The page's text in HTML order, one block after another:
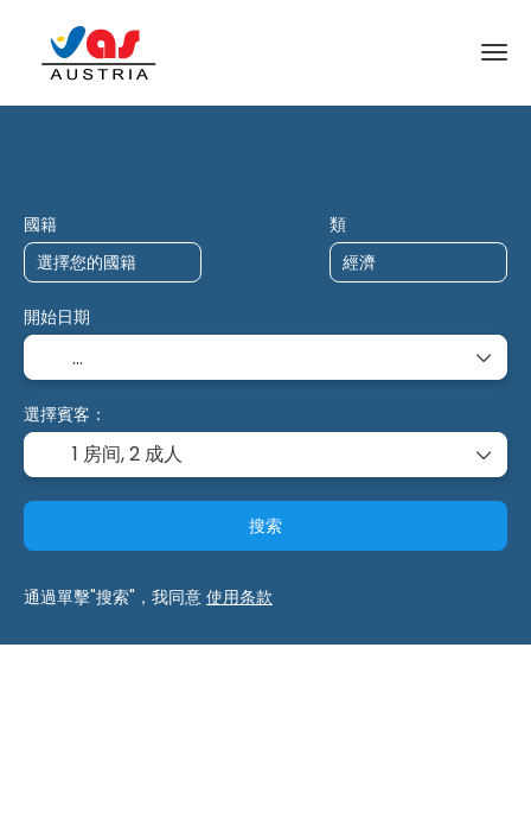
國籍 類
開始日期
選擇賓客：
1 房间,2 成人
搜索
通過單擊"搜索"，我同意 使用条款